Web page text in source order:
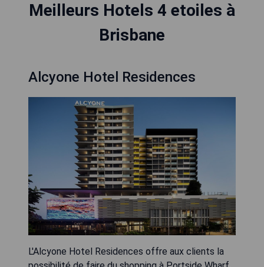
Meilleurs Hotels 4 etoiles à
Brisbane
Alcyone Hotel Residences
L'Alcyone Hotel Residences offre aux clients la